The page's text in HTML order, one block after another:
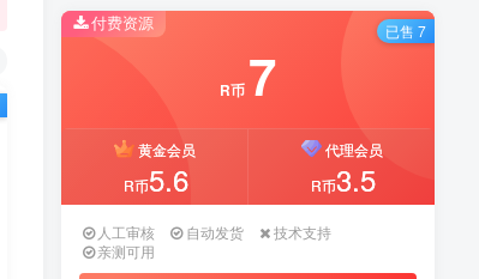
付费资源
R币 7
黄金会员
R币5.6
代理会员
R币3.5
人工审核 自动发货
技术支持
亲测可用
已售 7
付费资源
R币 7
黄金会员
R币5.6
代理会员
R币3.5
人工审核 自动发货
技术支持
亲测可用
已售 7